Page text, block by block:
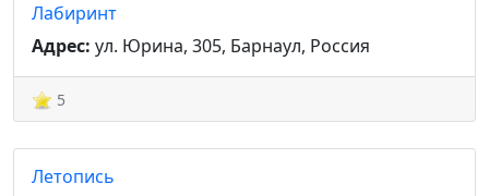
Лабиринт
Адрес: ул. Юрина, 305, Барнаул, Россия
5
Летопись